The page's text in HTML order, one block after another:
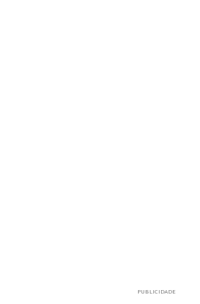
PUBLICIDADE